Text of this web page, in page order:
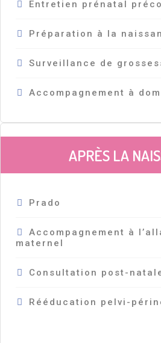
Entretien prénatal
Préparation à la
Surveillance de
Accompagnement à
APRÈS LA
Prado
Accompagnement à
maternel
Consultation post-
Rééducation pelvi-